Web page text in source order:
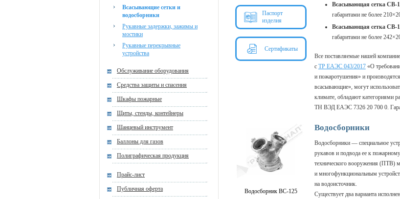
Всасывающие сетки и
водосборники
Рукавные задержки, зажимы и
мостики
Рукавные перекрывные
устройства
Обслуживание оборудования
Средства защиты и спасения
Шкафы пожарные
Щиты, стенды, контейнеры
Шанцевый инструмент
Баллоны для газов
Полиграфическая продукция
Прайс-лист
Публичная оферта
Паспорт
изделия
Сертификаты
Всасывающая сетка СВ-
габаритами не более
Всасывающая сетка СВ-
габаритами не более
Все поставляемые нашей
с ТР ЕАЭС 043/2017«О
и пожаротушения» и
всасывающие», могут
климате, обладают категориями
ТН ВЭД ЕАЭС 7326 20 700 0.
Водосборник ВС-125
Водосборники
Водосборники — специальное
рукавов и подвода ее к
технического вооружения (ПТВ)
и многофункциональным
на водоисточник.
Существует два варианта